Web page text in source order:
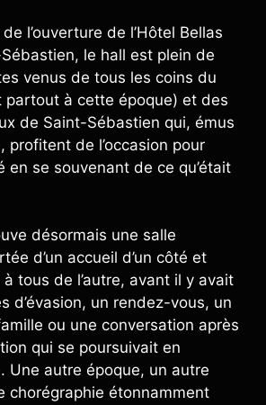
l’ouverture de l’Hôtel Bellas
le hall est plein de
venus de tous les coins du
partout à cette époque) et des
de Saint-Sébastien qui, émus
profitent de l’occasion pour
en se souvenant de ce qu’était
désormais une salle
d’un accueil d’un côté et
à tous de l’autre, avant il y avait
d’évasion, un rendez-vous, un
ou une conversation après
qui se poursuivait en
Une autre époque, un autre
chorégraphie étonnamment